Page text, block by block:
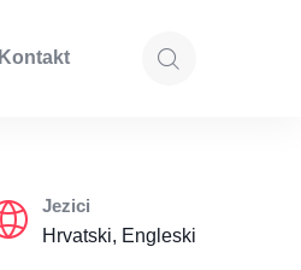
Kontakt
Jezici
Hrvatski, Engleski